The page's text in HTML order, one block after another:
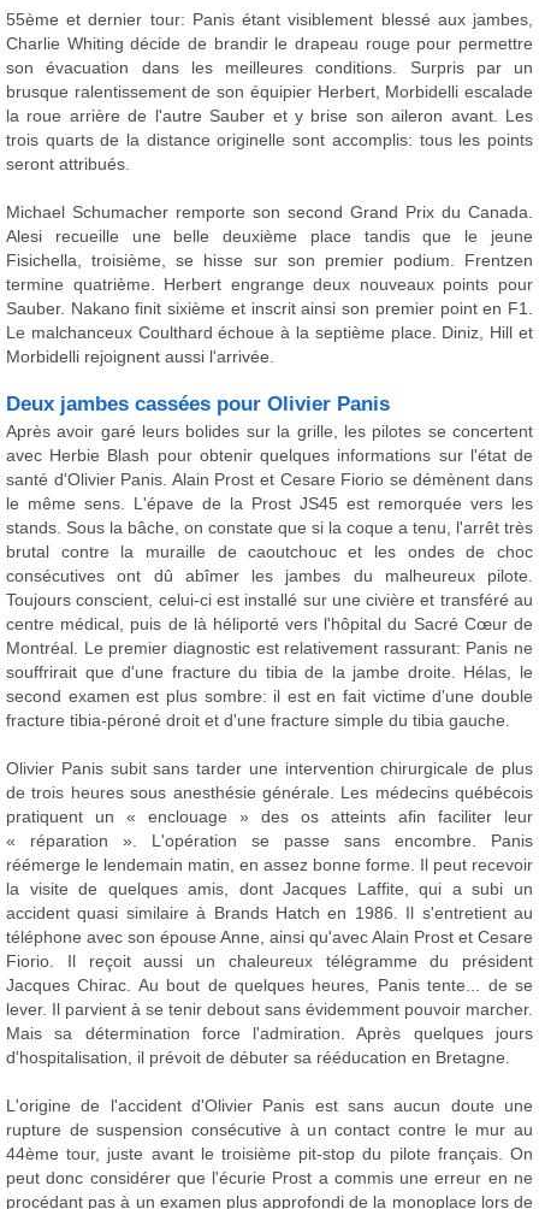
55ème et dernier tour: Panis étant visiblement blessé aux jambes,
Charlie Whiting décide de brandir le drapeau rouge pour permettre
son évacuation dans les meilleures conditions. Surpris par un
brusque ralentissement de son équipier Herbert, Morbidelli escalade
la roue arrière de l'autre Sauber et y brise son aileron avant. Les
trois quarts de la distance originelle sont accomplis: tous les points
seront attribués.
Michael Schumacher remporte son second Grand Prix du Canada.
Alesi recueille une belle deuxième place tandis que le jeune
Fisichella, troisième, se hisse sur son premier podium. Frentzen
termine quatrième. Herbert engrange deux nouveaux points pour
Sauber. Nakano finit sixième et inscrit ainsi son premier point en F1.
Le malchanceux Coulthard échoue à la septième place. Diniz, Hill et
Morbidelli rejoignent aussi l'arrivée.
Deux jambes cassées pour Olivier Panis
Après avoir garé leurs bolides sur la grille, les pilotes se concertent
avec Herbie Blash pour obtenir quelques informations sur l'état de
santé d'Olivier Panis. Alain Prost et Cesare Fiorio se démènent dans
le même sens. L'épave de la Prost JS45 est remorquée vers les
stands. Sous la bâche, on constate que si la coque a tenu, l'arrêt très
brutal contre la muraille de caoutchouc et les ondes de choc
consécutives ont dû abîmer les jambes du malheureux pilote.
Toujours conscient, celui-ci est installé sur une civière et transféré au
centre médical, puis de là héliporté vers l'hôpital du Sacré Cœur de
Montréal. Le premier diagnostic est relativement rassurant: Panis ne
souffrirait que d'une fracture du tibia de la jambe droite. Hélas, le
second examen est plus sombre: il est en fait victime d'une double
fracture tibia-péroné droit et d'une fracture simple du tibia gauche.
Olivier Panis subit sans tarder une intervention chirurgicale de plus
de trois heures sous anesthésie générale. Les médecins québécois
pratiquent un « enclouage » des os atteints afin faciliter leur
« réparation ». L'opération se passe sans encombre. Panis
réémerge le lendemain matin, en assez bonne forme. Il peut recevoir
la visite de quelques amis, dont Jacques Laffite, qui a subi un
accident quasi similaire à Brands Hatch en 1986. Il s'entretient au
téléphone avec son épouse Anne, ainsi qu'avec Alain Prost et Cesare
Fiorio. Il reçoit aussi un chaleureux télégramme du président
Jacques Chirac. Au bout de quelques heures, Panis tente... de se
lever. Il parvient à se tenir debout sans évidemment pouvoir marcher.
Mais sa détermination force l'admiration. Après quelques jours
d'hospitalisation, il prévoit de débuter sa rééducation en Bretagne.
L'origine de l'accident d'Olivier Panis est sans aucun doute une
rupture de suspension consécutive à un contact contre le mur au
44ème tour, juste avant le troisième pit-stop du pilote français. On
peut donc considérer que l'écurie Prost a commis une erreur en ne
procédant pas à un examen plus approfondi de la monoplace lors de